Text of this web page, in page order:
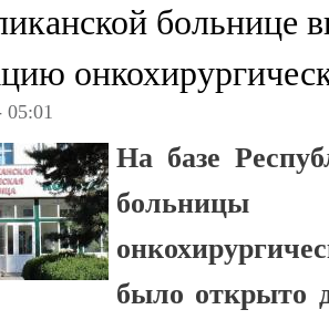
больнице
05:01
На базе
было открыто